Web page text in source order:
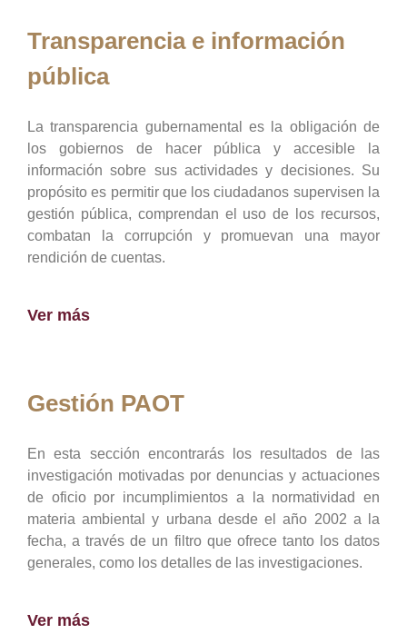
Transparencia e información
pública
La transparencia gubernamental es la obligación de
los gobiernos de hacer pública y accesible la
información sobre sus actividades y decisiones. Su
propósito es permitir que los ciudadanos supervisen la
gestión pública, comprendan el uso de los recursos,
combatan la corrupción y promuevan una mayor
rendición de cuentas.
Ver más
Gestión PAOT
En esta sección encontrarás los resultados de las
investigación motivadas por denuncias y actuaciones
de oficio por incumplimientos a la normatividad en
materia ambiental y urbana desde el año 2002 a la
fecha, a través de un filtro que ofrece tanto los datos
generales, como los detalles de las investigaciones.
Ver más